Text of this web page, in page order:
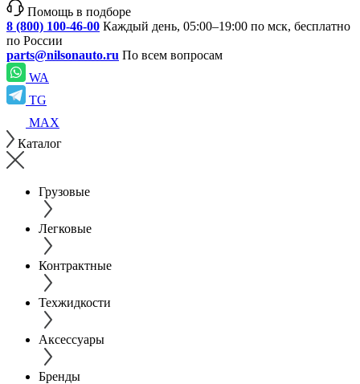
Помощь в подборе
8 (800) 100-46-00 Каждый день, 05:00–19:00 по мск, бесплатно
по России
parts@nilsonauto.ru По всем вопросам
WA
TG
MAX
Каталог
Грузовые
Легковые
Контрактные
Техжидкости
Аксессуары
Бренды